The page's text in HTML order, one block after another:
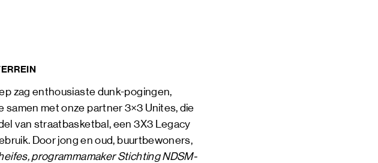
OVER
NDSM
LOCATIES
STICHTING NDSM-WERF
TEAM
VERHUUR
FAQ
CONTACT
zag enthousiaste dunk-pogingen,
samen met onze partner3×3 Unites, die
van straatbasketbal, een 3X3 Legacy
Door jong en oud, buurtbewoners,
programmamaker Stichting NDSM-